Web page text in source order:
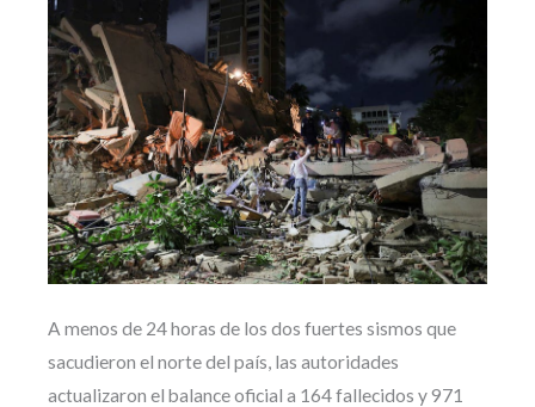
A menos de 24 horas de los dos fuertes sismos que
sacudieron el norte del país, las autoridades
actualizaron el balance oficial a 164 fallecidos y 971